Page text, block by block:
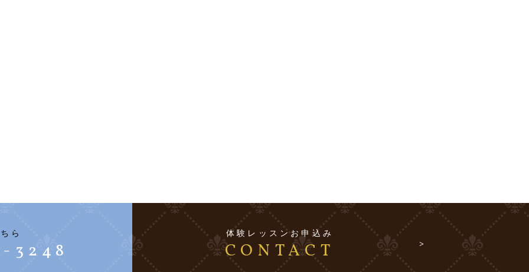
ら
3248
体験レッスンお申込み
CONTACT